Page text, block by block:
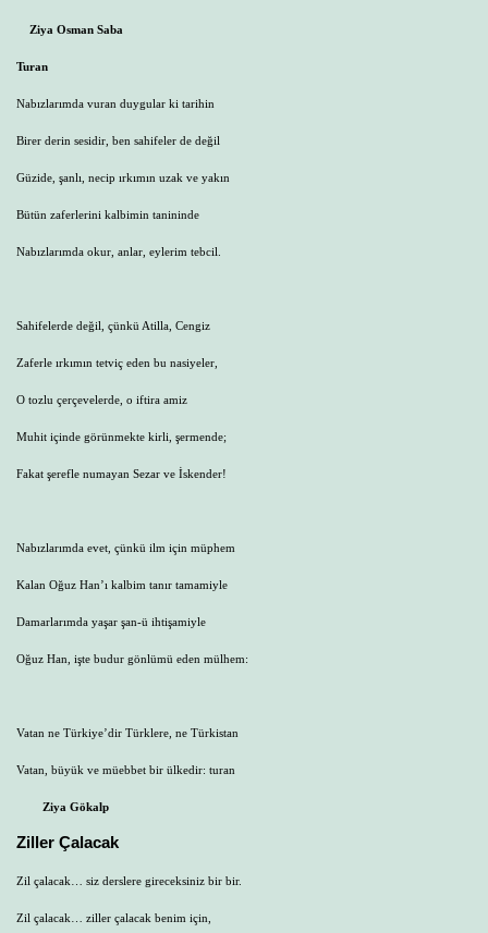
Ziya Osman Saba
Turan
Nabızlarımda vuran duygular ki tarihin
Birer derin sesidir, ben sahifeler de değil
Güzide, şanlı, necip ırkımın uzak ve yakın
Bütün zaferlerini kalbimin tanininde
Nabızlarımda okur, anlar, eylerim tebcil.
Sahifelerde değil, çünkü Atilla, Cengiz
Zaferle ırkımın tetviç eden bu nasiyeler,
O tozlu çerçevelerde, o iftira amiz
Muhit içinde görünmekte kirli, şermende;
Fakat şerefle numayan Sezar ve İskender!
Nabızlarımda evet, çünkü ilm için müphem
Kalan Oğuz Han’ı kalbim tanır tamamiyle
Damarlarımda yaşar şan-ü ihtişamiyle
Oğuz Han, işte budur gönlümü eden mülhem:
Vatan ne Türkiye’dir Türklere, ne Türkistan
Vatan, büyük ve müebbet bir ülkedir: turan
Ziya Gökalp
Ziller Çalacak
Zil çalacak… siz derslere gireceksiniz bir bir.
Zil çalacak… ziller çalacak benim için,